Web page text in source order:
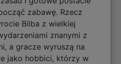
zabawę. Rzecz
Bilba z wielkiej
znanymi z
a gracze wyruszą na
jako hobbici, którzy w